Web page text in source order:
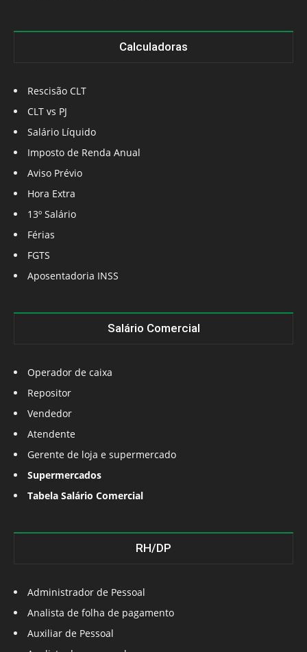
Calculadoras
Rescisão CLT
CLT vs PJ
Salário Líquido
Imposto de Renda Anual
Aviso Prévio
Hora Extra
13º Salário
Férias
FGTS
Aposentadoria INSS
Salário Comercial
Operador de caixa
Repositor
Vendedor
Atendente
Gerente de loja e supermercado
Supermercados
Tabela Salário Comercial
RH/DP
Administrador de Pessoal
Analista de folha de pagamento
Auxiliar de Pessoal